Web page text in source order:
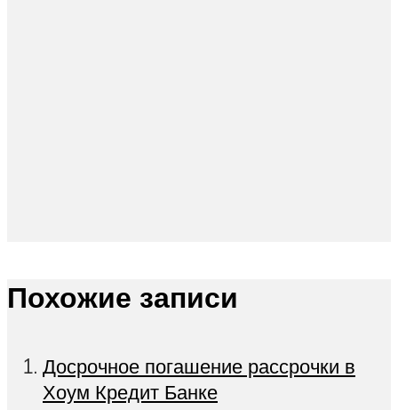
Похожие записи
Досрочное погашение рассрочки в
Хоум Кредит Банке